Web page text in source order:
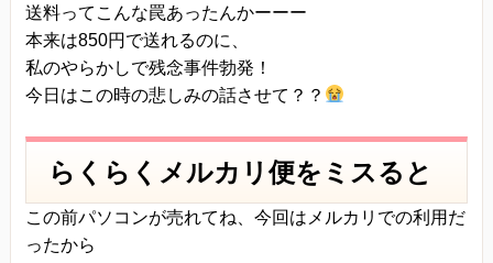
れる情報の提供
・業務遂行上で必要となる当方からの問い合わ
せ、確認、および
サービス向上のための意見収集
・各種のお問い合わせ対応
個人情報の第三者提供
当方は、法令に基づく場合等正当な理由によらな
い限り、
送料ってこんな罠あったんかーーー
本来は850円で送れるのに、
私のやらかしで残念事件勃発！
今日はこの時の悲しみの話させて？？
らくらくメルカリ便をミスると
この前パソコンが売れてね、今回はメルカリでの利用だ
ったから